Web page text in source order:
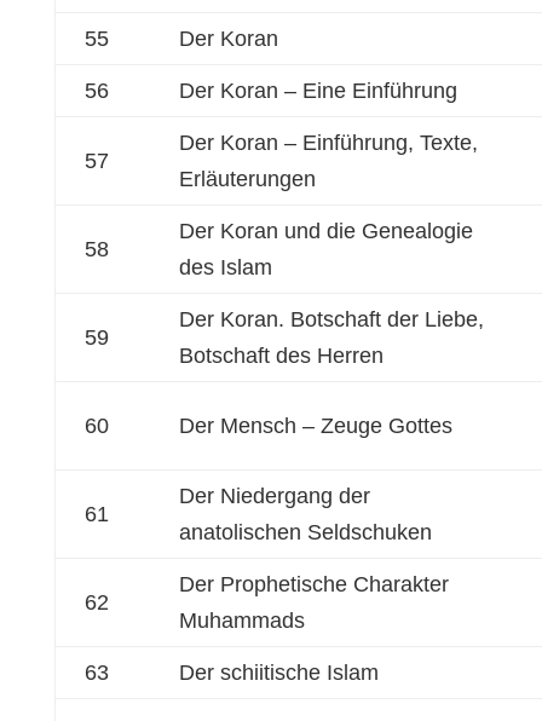
55 Der Koran
56 Der Koran – Eine Einführung
57
Der Koran – Einführung, Texte,
Erläuterungen
58
Der Koran und die Genealogie
des Islam
59
Der Koran. Botschaft der Liebe,
Botschaft des Herren
60 Der Mensch – Zeuge Gottes
61
Der Niedergang der
anatolischen Seldschuken
62
Der Prophetische Charakter
Muhammads
63 Der schiitische Islam